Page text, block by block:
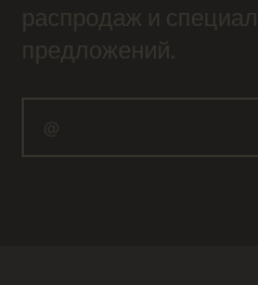
распродаж и
предложений.